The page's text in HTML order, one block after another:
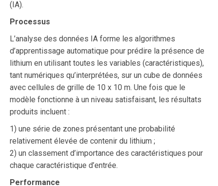
(IA).
Processus
L’analyse des données IA forme les algorithmes
d’apprentissage automatique pour prédire la présence de
lithium en utilisant toutes les variables (caractéristiques),
tant numériques qu’interprétées, sur un cube de données
avec cellules de grille de 10 x 10 m. Une fois que le
modèle fonctionne à un niveau satisfaisant, les résultats
produits incluent :
1) une série de zones présentant une probabilité
relativement élevée de contenir du lithium ;
2) un classement d’importance des caractéristiques pour
chaque caractéristique d’entrée.
Performance